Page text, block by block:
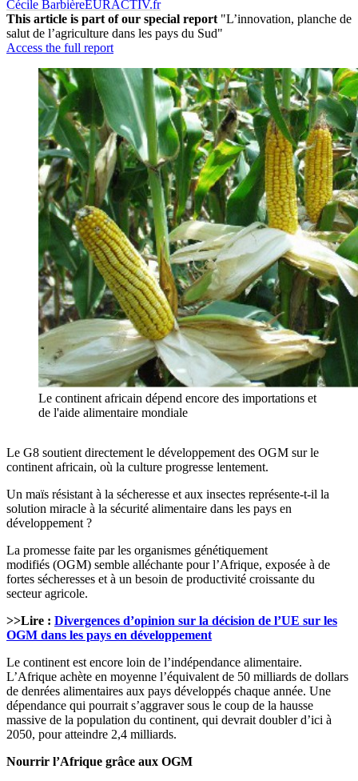
Cécile BarbièreEURACTIV.fr
This article is part of our special report "L’innovation, planche de
salut de l’agriculture dans les pays du Sud"
Access the full report
Le continent africain dépend encore des importations et
de l'aide alimentaire mondiale
Le G8 soutient directement le développement des OGM sur le
continent africain, où la culture progresse lentement.
Un maïs résistant à la sécheresse et aux insectes représente-t-il la
solution miracle à la sécurité alimentaire dans les pays en
développement ?
La promesse faite par les organismes génétiquement
modifiés (OGM) semble alléchante pour l’Afrique, exposée à de
fortes sécheresses et à un besoin de productivité croissante du
secteur agricole.
>>Lire : Divergences d’opinion sur la décision de l’UE sur les
OGM dans les pays en développement
Le continent est encore loin de l’indépendance alimentaire.
L’Afrique achète en moyenne l’équivalent de 50 milliards de dollars
de denrées alimentaires aux pays développés chaque année. Une
dépendance qui pourrait s’aggraver sous le coup de la hausse
massive de la population du continent, qui devrait doubler d’ici à
2050, pour atteindre 2,4 milliards.
Nourrir l’Afrique grâce aux OGM